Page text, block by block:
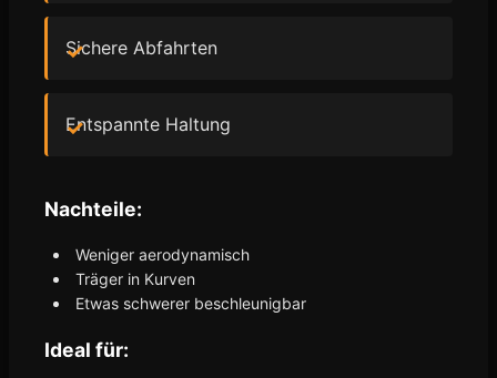
Sichere Abfahrten
Entspannte Haltung
Nachteile:
Weniger aerodynamisch
Träger in Kurven
Etwas schwerer beschleunigbar
Ideal für: